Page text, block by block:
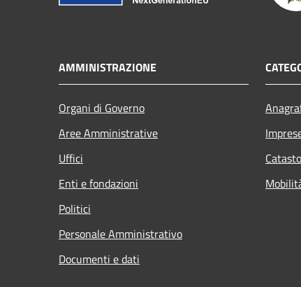
AMMINISTRAZIONE
Organi di Governo
Aree Amministrative
Uffici
Enti e fondazioni
Politici
Personale Amministrativo
Documenti e dati